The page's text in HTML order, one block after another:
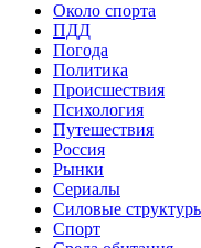
Около спорта
ПДД
Погода
Политика
Происшествия
Психология
Путешествия
Россия
Рынки
Сериалы
Силовые
Спорт